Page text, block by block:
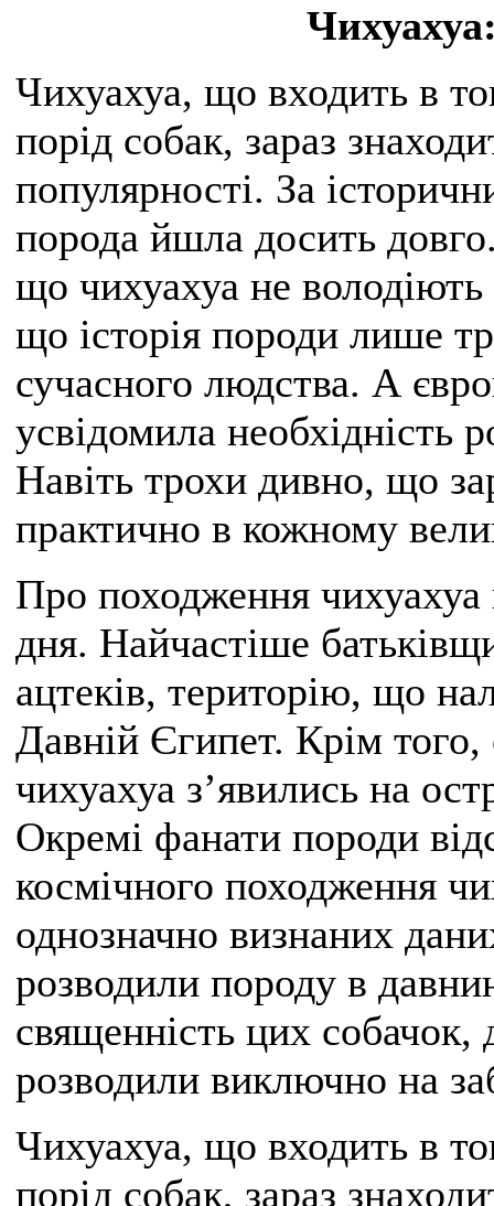
Чихуахуа, що входить в
порід собак, зараз
популярності. За
порода йшла досить
що чихуахуа не
що історія породи лише
сучасного людства. А
усвідомила необхідність
Навіть трохи дивно, що
практично в кожному
Про походження чихуахуа
дня. Найчастіше
ацтеків, територію, що
Давній Єгипет. Крім
чихуахуа з’явились на
Окремі фанати породи
космічного походження
однозначно визнаних
розводили породу в
священність цих
розводили виключно на
Чихуахуа, що входить в
порід собак, зараз